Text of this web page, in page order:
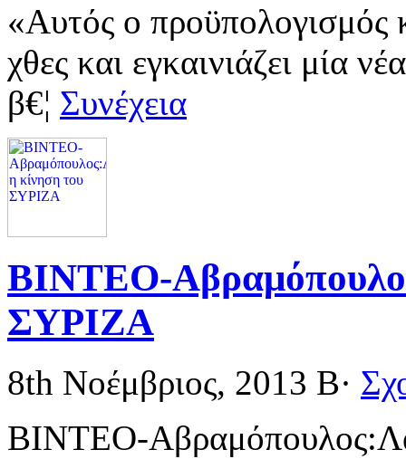
«Αυτός ο προϋπολογισμός
χθες και εγκαινιάζει μία
β€¦ Συνέχεια
ΒΙΝΤΕΟ-
ΣΥΡΙΖΑ
8th Νοέμβριος, 2013 Β·
ΒΙΝΤΕΟ-